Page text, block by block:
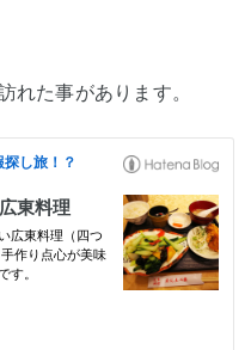
れた事があります。